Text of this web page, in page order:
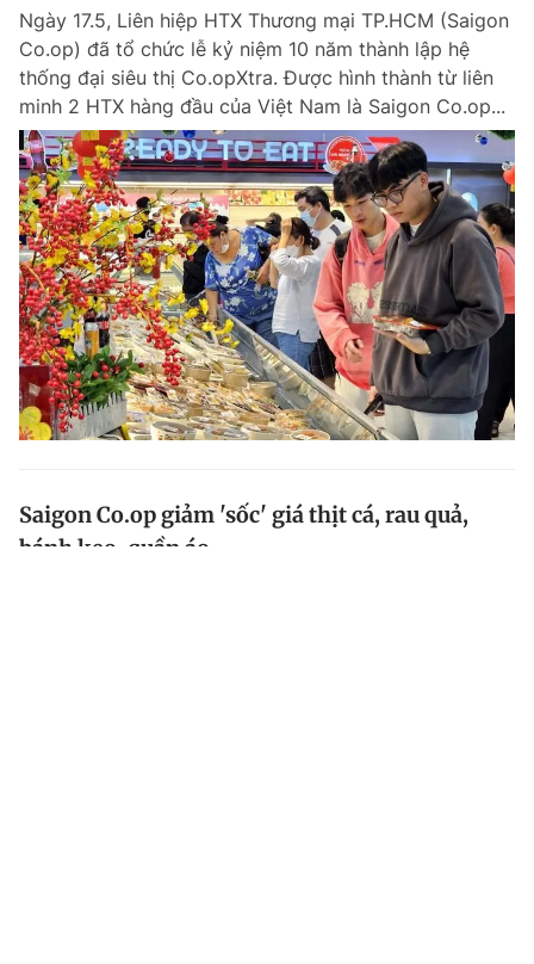
Ngày 17.5, Liên hiệp HTX Thương mại TP.HCM (Saigon
Co.op) đã tổ chức lễ kỷ niệm 10 năm thành lập hệ
thống đại siêu thị Co.opXtra. Được hình thành từ liên
minh 2 HTX hàng đầu của Việt Nam là Saigon Co.op...
Saigon Co.op giảm 'sốc' giá thịt cá, rau quả,
bánh kẹo, quần áo...